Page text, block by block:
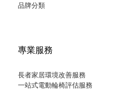
品牌分類
專業服務
長者家居環境改善服務
一站式電動輪椅評估服務